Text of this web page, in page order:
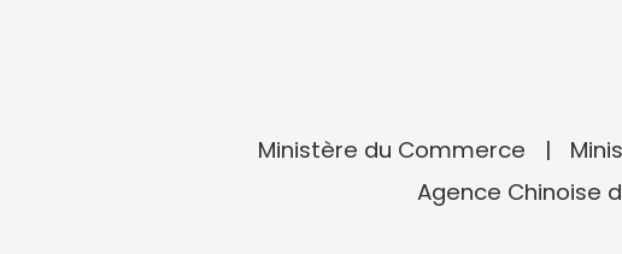
Ministère du Commerce
Agence Chinoise